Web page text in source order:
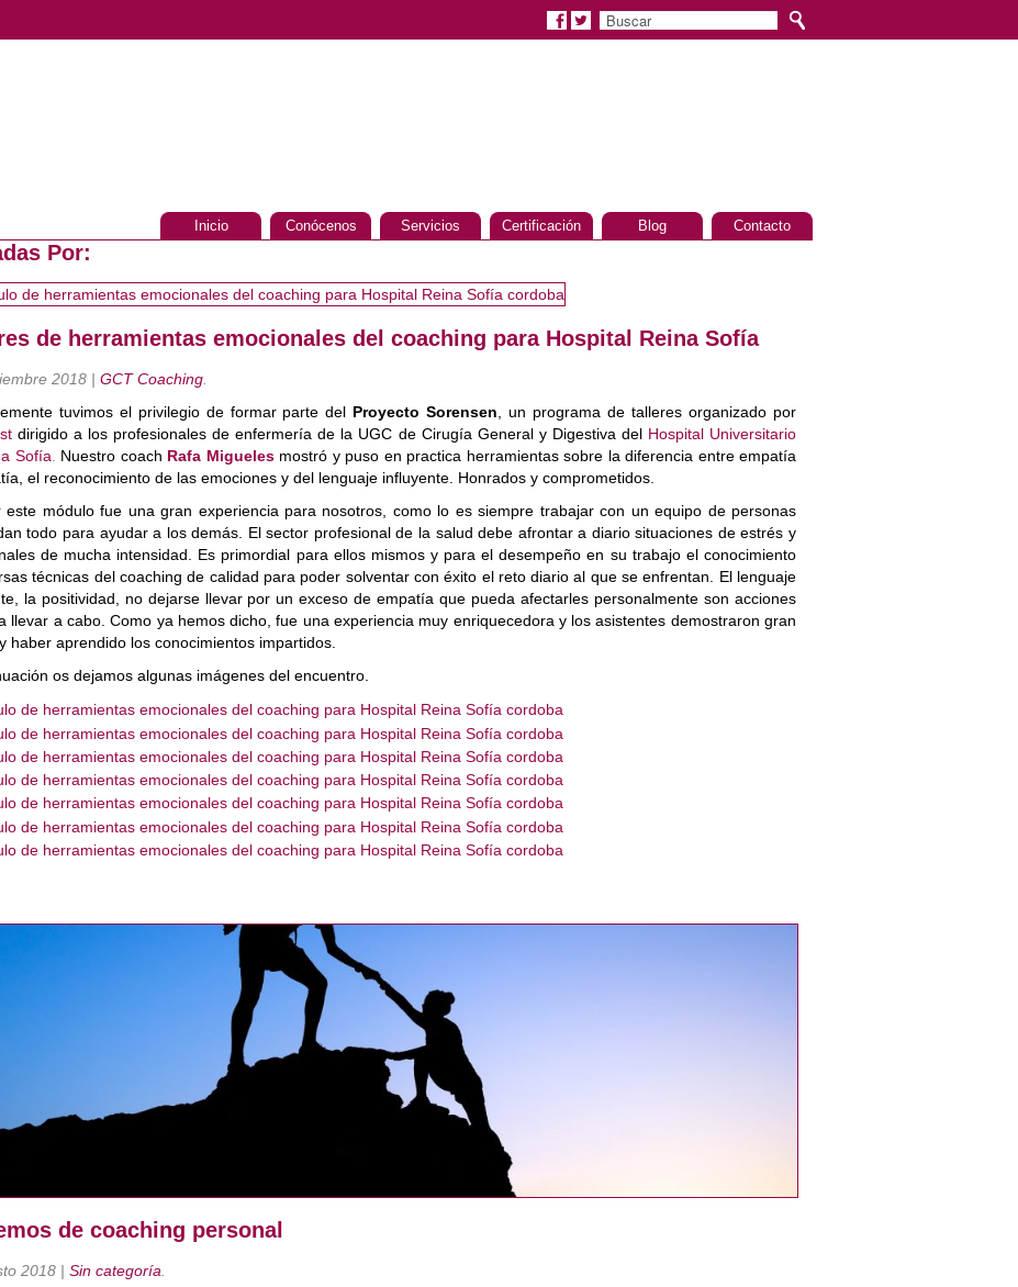
Inicio Conócenos Servicios Certificación Blog Contacto
Por:
de herramientas emocionales del coaching para Hospital Reina Sofía
2018 | GCT Coaching.
tuvimos el privilegio de formar parte del Proyecto Sorensen , un programa de talleres organizado por
dirigido a los profesionales de enfermería de la UGC de Cirugía General y Digestiva del Hospital Universitario
Sofía
Nuestro coach Rafa Migueles mostró y puso en practica herramientas sobre la diferencia entre empatía
el reconocimiento de las emociones y del lenguaje influyente. Honrados y comprometidos.
este módulo fue una gran experiencia para nosotros, como lo es siempre trabajar con un equipo de personas
todo para ayudar a los demás. El sector profesional de la salud debe afrontar a diario situaciones de estrés y
de mucha intensidad. Es primordial para ellos mismos y para el desempeño en su trabajo el conocimiento
técnicas del coaching de calidad para poder solventar con éxito el reto diario al que se enfrentan. El lenguaje
la positividad, no dejarse llevar por un exceso de empatía que pueda afectarles personalmente son acciones
llevar a cabo. Como ya hemos dicho, fue una experiencia muy enriquecedora y los asistentes demostraron gran
haber aprendido los conocimientos impartidos.
os dejamos algunas imágenes del encuentro.
de coaching personal
2018 | Sin categoría